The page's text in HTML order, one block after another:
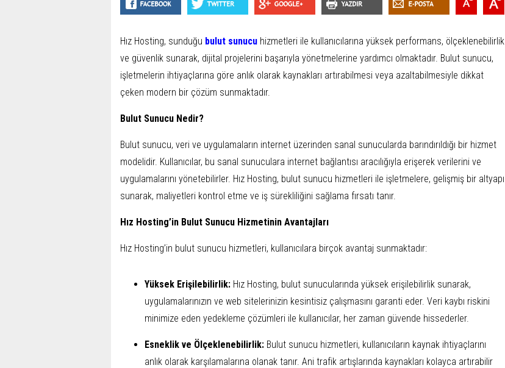
Hız Hosting, sunduğu bulut sunucu hizmetleri ile kullanıcılarına yüksek performans, ölçeklenebilirlik
ve güvenlik sunarak, dijital projelerini başarıyla yönetmelerine yardımcı olmaktadır. Bulut sunucu,
işletmelerin ihtiyaçlarına göre anlık olarak kaynakları artırabilmesi veya azaltabilmesiyle dikkat
çeken modern bir çözüm sunmaktadır.
Bulut Sunucu Nedir?
Bulut sunucu, veri ve uygulamaların internet üzerinden sanal sunucularda barındırıldığı bir hizmet
modelidir. Kullanıcılar, bu sanal sunuculara internet bağlantısı aracılığıyla erişerek verilerini ve
uygulamalarını yönetebilirler. Hız Hosting, bulut sunucu hizmetleri ile işletmelere, gelişmiş bir altyapı
sunarak, maliyetleri kontrol etme ve iş sürekliliğini sağlama fırsatı tanır.
Hız Hosting’in Bulut Sunucu Hizmetinin Avantajları
Hız Hosting’in bulut sunucu hizmetleri, kullanıcılara birçok avantaj sunmaktadır:
Yüksek Erişilebilirlik: Hız Hosting, bulut sunucularında yüksek erişilebilirlik sunarak,
uygulamalarınızın ve web sitelerinizin kesintisiz çalışmasını garanti eder. Veri kaybı riskini
minimize eden yedekleme çözümleri ile kullanıcılar, her zaman güvende hissederler.
Esneklik ve Ölçeklenebilirlik: Bulut sunucu hizmetleri, kullanıcıların kaynak ihtiyaçlarını
anlık olarak karşılamalarına olanak tanır. Ani trafik artışlarında kaynakları kolayca artırabilir